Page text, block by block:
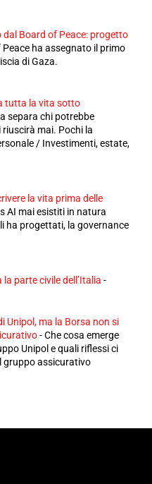
Board of Peace: progetto
Peace ha assegnato il primo
di Gaza.
tutta la vita sotto
separa chi potrebbe
mai. Pochi la
/ Investimenti, estate,
la vita prima delle
AI mai esistiti in natura
ha progettati, la governance
parte civile dell’Italia -
Unipol, ma la Borsa non si
-Che cosa emerge
Unipol e quali riflessi ci
gruppo assicurativo